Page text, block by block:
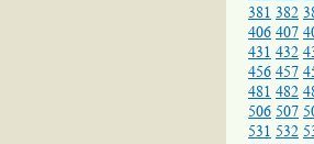
381 382
406 407
431 432
456 457
481 482
506 507
531 532